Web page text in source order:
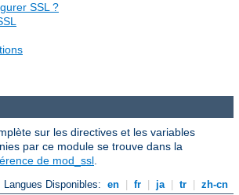
SSL ?
sur les directives et les variables
par ce module se trouve dans la
de mod_ssl.
Langues Disponibles: en fr ja tr
zh-cn